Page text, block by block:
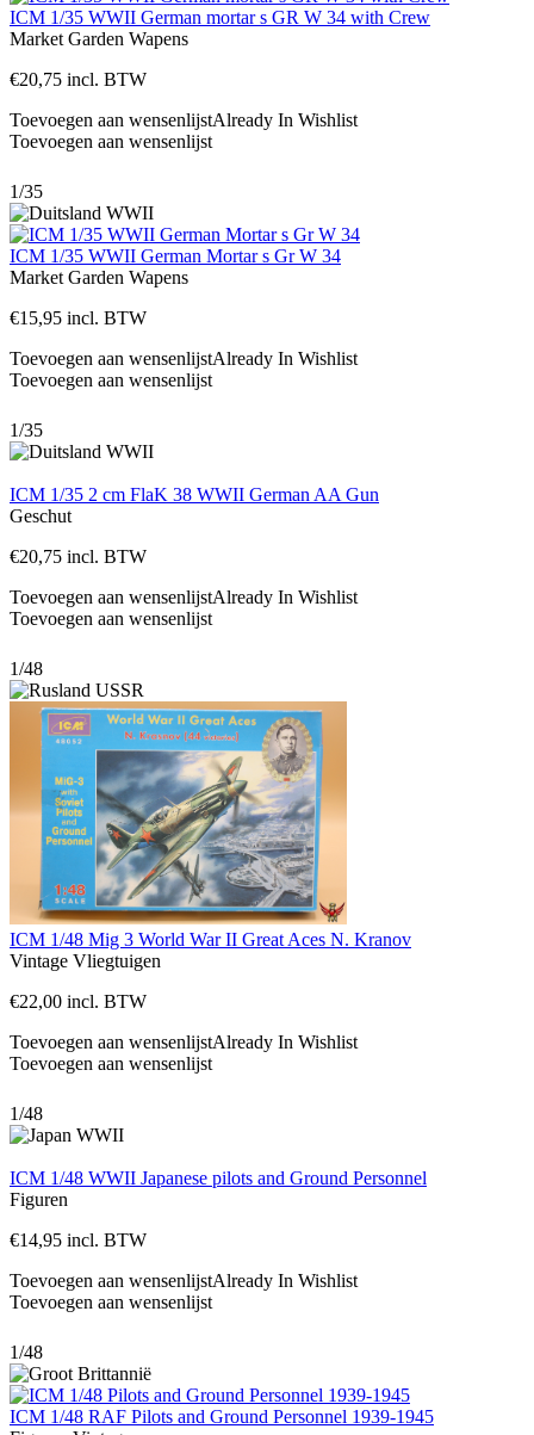
ICM 1/35 WWII German mortar s GR W 34 with Crew
Market Garden Wapens
€20,75 incl. BTW
Toevoegen aan wensenlijstAlready In Wishlist
Toevoegen aan wensenlijst
1/35
ICM 1/35 WWII German Mortar s Gr W 34
Market Garden Wapens
€15,95 incl. BTW
Toevoegen aan wensenlijstAlready In Wishlist
Toevoegen aan wensenlijst
1/35
ICM 1/35 2 cm FlaK 38 WWII German AA Gun
Geschut
€20,75 incl. BTW
Toevoegen aan wensenlijstAlready In Wishlist
Toevoegen aan wensenlijst
1/48
ICM 1/48 Mig 3 World War II Great Aces N. Kranov
Vintage Vliegtuigen
€22,00 incl. BTW
Toevoegen aan wensenlijstAlready In Wishlist
Toevoegen aan wensenlijst
1/48
ICM 1/48 WWII Japanese pilots and Ground Personnel
Figuren
€14,95 incl. BTW
Toevoegen aan wensenlijstAlready In Wishlist
Toevoegen aan wensenlijst
1/48
ICM 1/48 RAF Pilots and Ground Personnel 1939-1945